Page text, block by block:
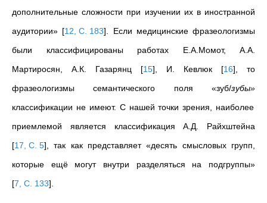
дополнительные сложности при изучении их в иностранной
аудитории» [12, С. 183]
Если медицинские фразеологизмы
были классифицированы работах Е.А.Момот, А.А.
Мартиросян, А.К. Газарянц [15] , И. Кевлюк [16] , то
фразеологизмы семантического поля «зуб/зубы»
классификации не имеют. С нашей точки зрения, наиболее
приемлемой является классификация А.Д. Райхштейна
[17, С. 5] , так как представляет «десять смысловых групп,
которые ещё могут внутри разделяться на подгруппы»
[7, С. 133]